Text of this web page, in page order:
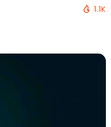
1.1K